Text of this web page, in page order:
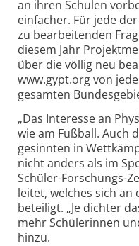
an ihren Schulen
einfacher. Für jede
zu bearbeitenden
diesem Jahr
über die völlig neu
www.gypt.org von
gesamten
„Das Interesse an
wie am Fußball. Auch
gesinnten in
nicht anders als im
Schüler-Forschungs-
leitet, welches sich an
beteiligt. „Je dichter
mehr Schülerinnen
hinzu.